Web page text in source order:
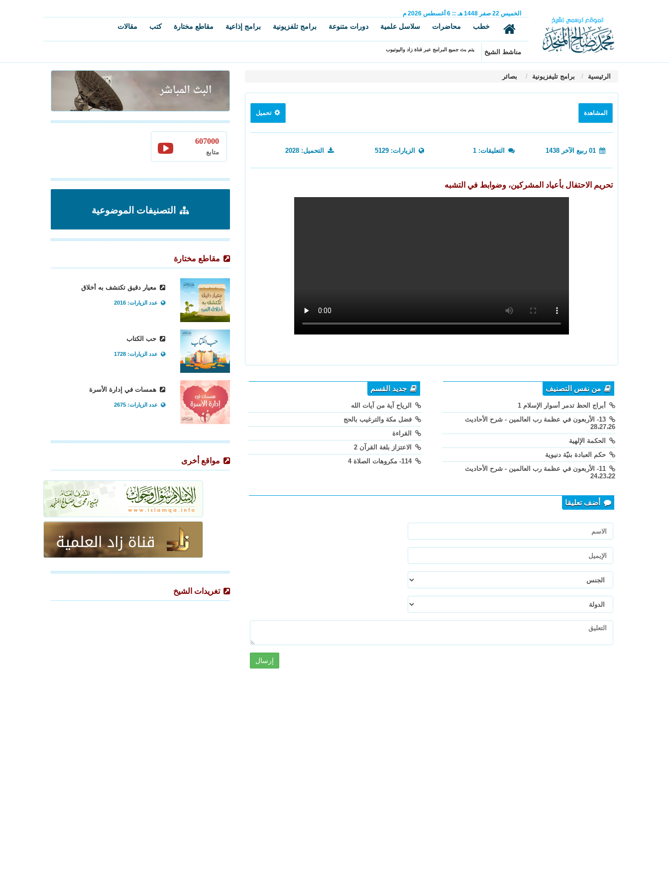
الخميس 22 صفر 1448 هـ ::
6 أغسطس 2026 م
خطب محاضرات سلاسل علمية دورات متنوعة برامج تلفزيونية برامج إذاعية مقاطع مختارة كتب مقالات
مناشط الشيخ يتم بث جميع البرامج عبر قناة زاد واليوتيوب
الرئيسية برامج تليفزيونية بصائر
المشاهدة تحميل
التعليقات: 1 الزيارات: 5129 التحميل: 2028
تحريم الاحتفال بأعياد المشركين، وضوابط في التشبه
من نفس التصنيف
أبراج الحظ تدمر أسوار الإسلام 1
13- الأربعون في عظمة رب العالمين - شرح الأحاديث
28،27،26
الحكمة الإلهية
حكم العبادة بنيّة دنيوية
11- الأربعون في عظمة رب العالمين - شرح الأحاديث
24،23،22
جديد القسم
الرياح آية من آيات الله
فضل مكة والترغيب بالحج
القراءة
الاعتزاز بلغة القرآن 2
114- مكروهات الصلاة 4
أضف تعليقا
إرسال
607000
متابع
التصنيفات الموضوعية
مقاطع مختارة
معيار دقيق تكتشف به أخلاق
عدد الزيارات: 2016
حب الكتاب
عدد الزيارات: 1728
همسات في إدارة الأسرة
عدد الزيارات: 2675
مواقع أخرى
تغريدات الشيخ